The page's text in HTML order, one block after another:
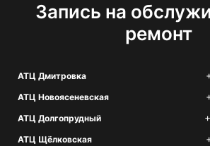
Запись на
ремонт
АТЦ Дмитровка
АТЦ Новоясеневская
АТЦ Долгопрудный
АТЦ Щёлковская